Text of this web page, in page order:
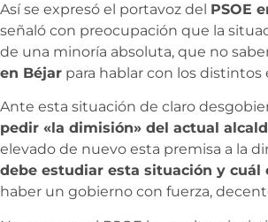
Así se expresó el portavoz del PSOE
señaló con preocupación que la
de una minoría absoluta, que no
en Béjar para hablar con los
Ante esta situación de claro
pedir «la dimisión» del actual
elevado de nuevo esta premisa a la
debe estudiar esta situación y cuál
haber un gobierno con fuerza,